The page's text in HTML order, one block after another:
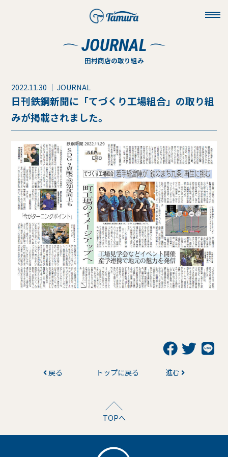
JOURNAL
田村商店の取り組み
2022.11.30 ｜ JOURNAL
日刊鉄鋼新聞に「てづくり工場組合」の取り組
みが掲載されました。
戻る トップに戻る 進む
TOPへ